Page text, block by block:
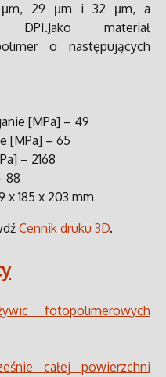
µm, 29 µm i 32 µm, a
DPI.Jako materiał
o następujących
[MPa] – 49
[MPa] – 65
– 2168
88
x 185 x 203 mm
Cennik druku 3D.
fotopolimerowych
całej powierzchni